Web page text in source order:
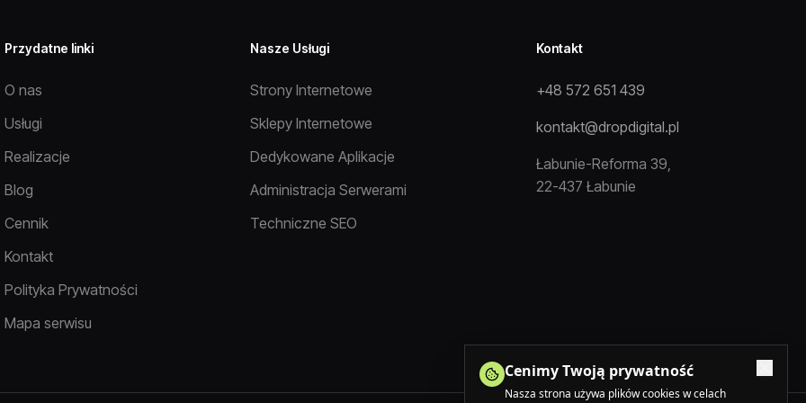
Przydatne linki
O nas
Usługi
Realizacje
Blog
Cennik
Kontakt
Polityka Prywatności
Mapa serwisu
Nasze Usługi
Strony Internetowe
Sklepy Internetowe
Dedykowane Aplikacje
Administracja Serwerami
Techniczne SEO
Kontakt
+48 572 651 439
kontakt@dropdigital.pl
Łabunie-Reforma 39,
22-437 Łabunie
Cenimy Twoją prywatność
Nasza strona używa plików cookies w celach